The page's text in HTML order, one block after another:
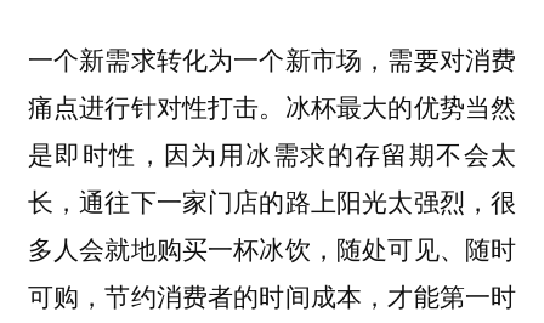
一个新需求转化为一个新市场，需要对消费
痛点进行针对性打击。冰杯最大的优势当然
是即时性，因为用冰需求的存留期不会太
长，通往下一家门店的路上阳光太强烈，很
多人会就地购买一杯冰饮，随处可见、随时
可购，节约消费者的时间成本，才能第一时